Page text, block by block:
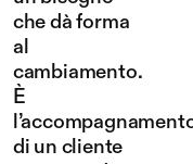
che dà forma
al
cambiamento.
È
di un cliente